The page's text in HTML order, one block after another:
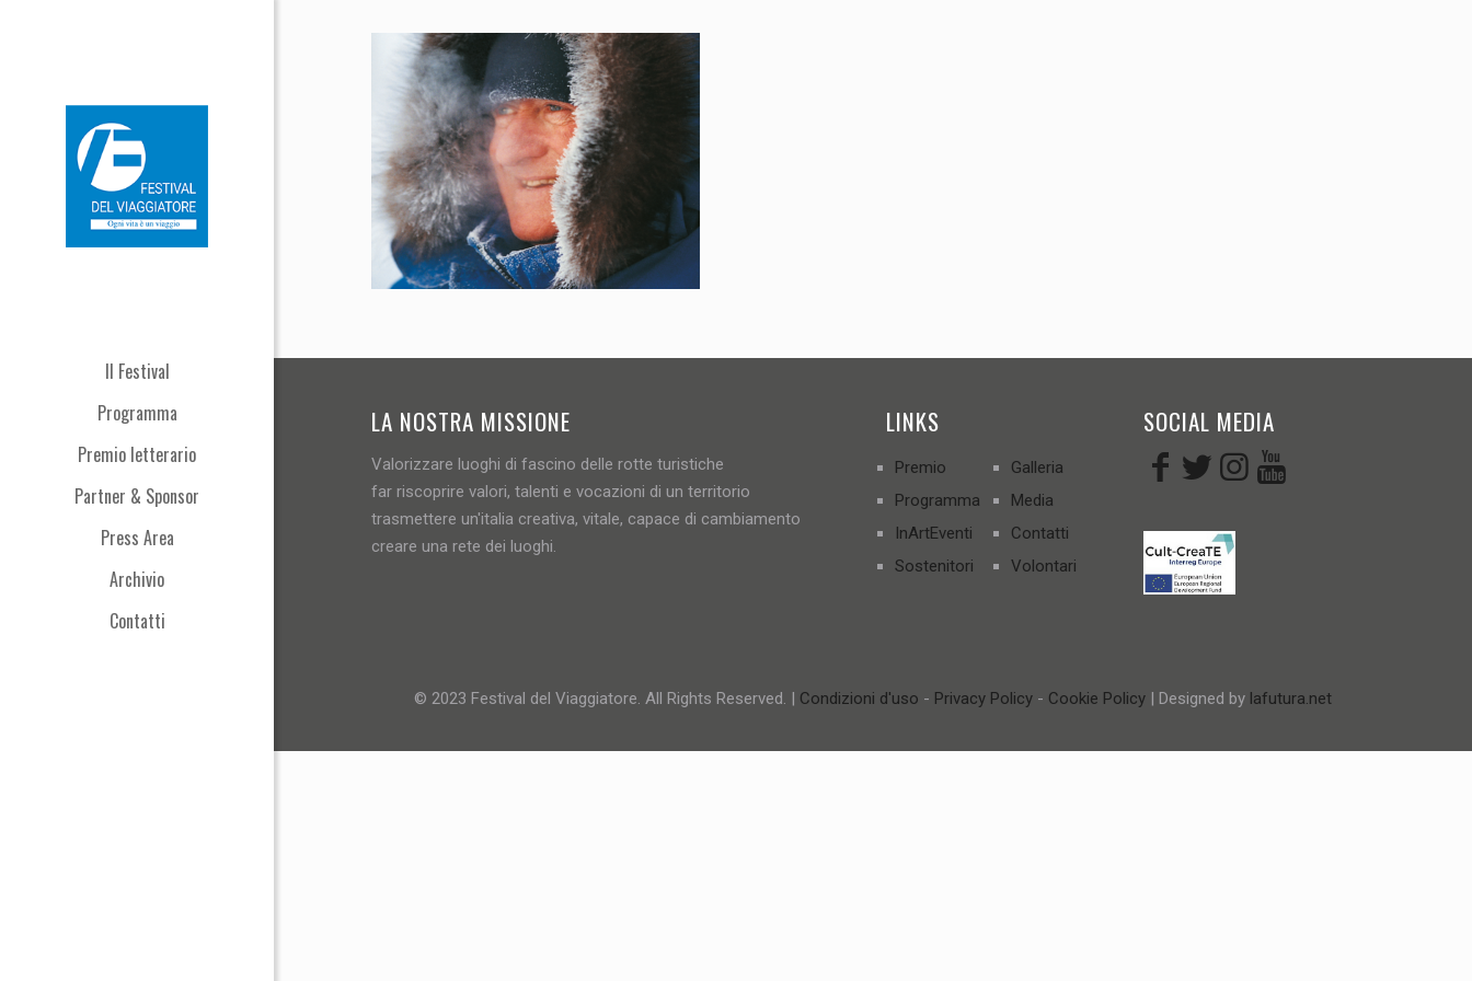
Il Festival
Programma
Premio letterario
Partner & Sponsor
Press Area
Archivio
Contatti
LA NOSTRA MISSIONE
Valorizzare luoghi di fascino delle rotte turistiche
far riscoprire valori, talenti e vocazioni di un territorio
trasmettere un'italia creativa, vitale, capace di cambiamento
creare una rete dei luoghi.
LINKS
Premio
Programma
InArtEventi
Sostenitori
Galleria
Media
Contatti
Volontari
SOCIAL MEDIA
© 2023 Festival del Viaggiatore. All Rights Reserved. | Condizioni d'uso - Privacy Policy - Cookie Policy | Designed by lafutura.net